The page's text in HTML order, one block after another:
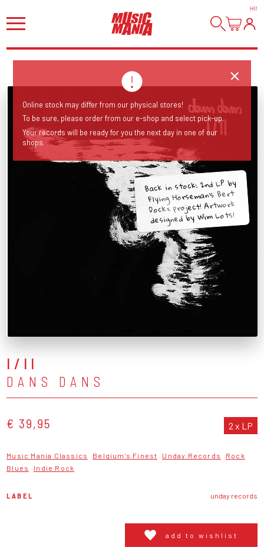
HI!
Back in stock: 2nd LP by
Flying Horseman's Bert
Dockx project! Artwork
designed by Wim Lots!
I/II
DANS DANS
€ 39,95 2 x LP
Music Mania Classics Belgium's Finest Unday Records
Rock
Blues
Indie Rock
LABEL unday records
add to wishlist
Online stock may differ from our physical stores!
To be sure, please order from our e-shop and select pick-up.
Your records will be ready for you the next day in one of our
shops.